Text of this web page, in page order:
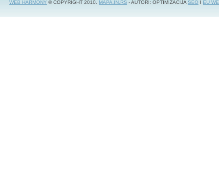
WEB HARMONY © COPYRIGHT 2010. MAPA.IN.RS - AUTORI: OPTIMIZACIJASEO I EU